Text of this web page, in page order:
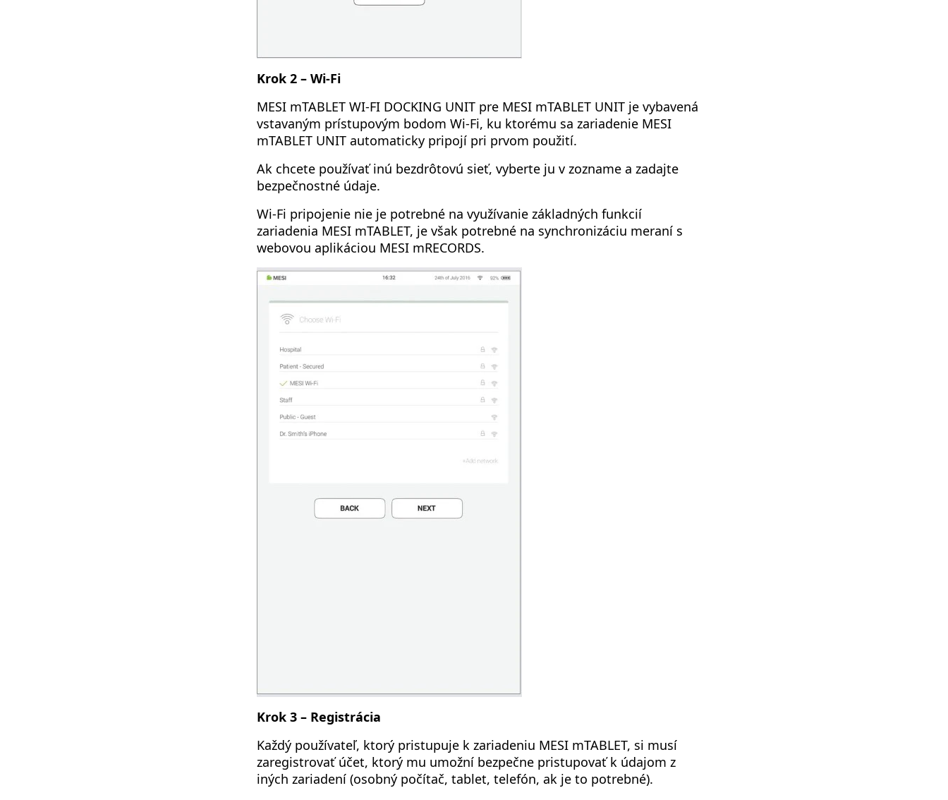
Krok 2 – Wi-Fi
MESI mTABLET WI-FI DOCKING UNIT pre MESI mTABLET UNIT je vybavená
vstavaným prístupovým bodom Wi-Fi, ku ktorému sa zariadenie MESI
mTABLET UNIT automaticky pripojí pri prvom použití.
Ak chcete používať inú bezdrôtovú sieť, vyberte ju v zozname a zadajte
bezpečnostné údaje.
Wi-Fi pripojenie nie je potrebné na využívanie základných funkcií
zariadenia MESI mTABLET, je však potrebné na synchronizáciu meraní s
webovou aplikáciou MESI mRECORDS.
Krok 3 – Registrácia
Každý používateľ, ktorý pristupuje k zariadeniu MESI mTABLET, si musí
zaregistrovať účet, ktorý mu umožní bezpečne pristupovať k údajom z
iných zariadení (osobný počítač, tablet, telefón, ak je to potrebné).